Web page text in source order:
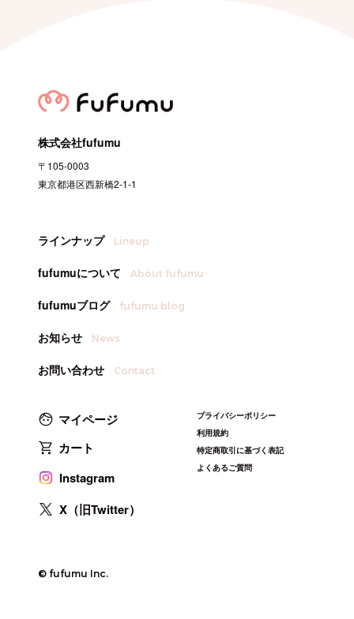
株式会社fufumu
〒105-0003
東京都港区西新橋2-1-1
ラインナップ Lineup
fufumuについて About fufumu
fufumuブログ fufumu blog
お知らせ News
お問い合わせ Contact
マイページ
カート
Instagram
X（旧Twitter）
プライバシーポリシー
利用規約
特定商取引に基づく表記
よくあるご質問
© fufumu Inc.